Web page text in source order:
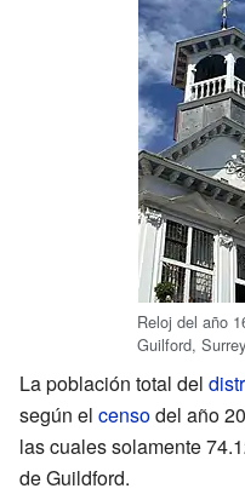
Reloj del año
Guilford, Surrey
La población total del
según el censodel año
las cuales solamente
de Guildford.